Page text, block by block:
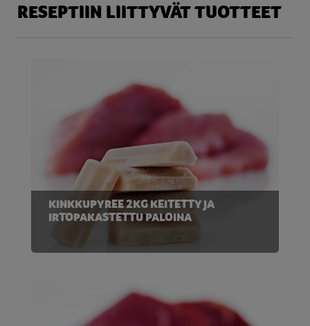
RESEPTIIN LIITTYVÄT TUOTTEET
KINKKUPYREE 2KG KEITETTY JA
IRTOPAKASTETTU PALOINA